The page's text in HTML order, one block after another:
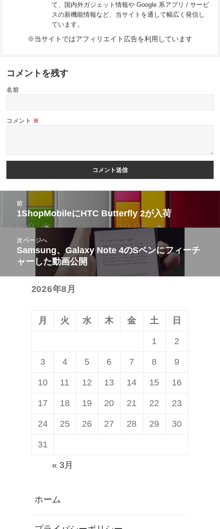
て、国内外ガジェット情報や Google 系アプリ / サービ
スの新機能情報など、当サイトを通して幅広く発信し
ています。
※当サイトではアフィリエイト広告を利用しています
コメントを残す
名前
コメント ※
前
前
の
投
稿:
1ShopMobileにHTC Butterfly 2が入荷
次ページへ
次
の
投
Samsung、Galaxy Note 4のSペンにフィーチ
ャーした動画公開
2026年8月
月 火 水 木 金 土 日
1 2
3 4 5 6 7 8 9
10 11 12 13 14 15 16
17 18 19 20 21 22 23
24 25 26 27 28 29 30
31
« 3月
ホーム